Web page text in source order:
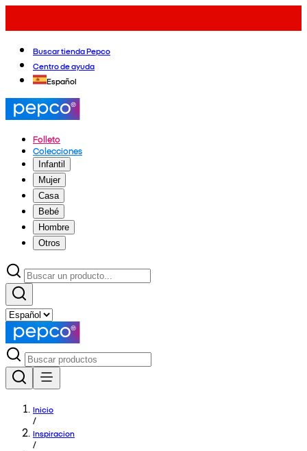
Buscar tienda Pepco
Centro de ayuda
Español
Folleto
Colecciones
Infantil
Mujer
Casa
Bebé
Hombre
Otros
Inicio
/
Inspiracion
/